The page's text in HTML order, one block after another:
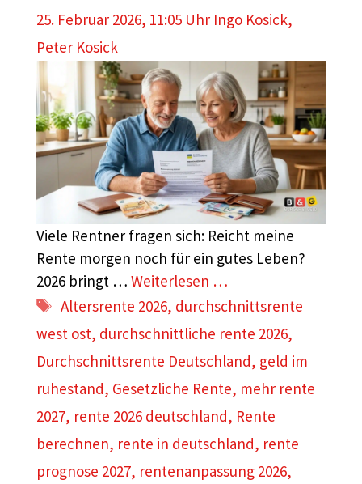
25. Februar 2026, 11:05 Uhr Ingo Kosick,
Peter Kosick
Viele Rentner fragen sich: Reicht meine
Rente morgen noch für ein gutes Leben?
2026 bringt … Weiterlesen …
Schlagwörter
Altersrente 2026, durch­schnitts­rente
west ost, durchschnittliche rente 2026,
Durchschnittsrente Deutschland, geld im
ruhestand, Gesetzliche Rente, mehr rente
2027, rente 2026 deutschland, Rente
berechnen, rente in deutschland, rente
prognose 2027, rentenanpassung 2026,